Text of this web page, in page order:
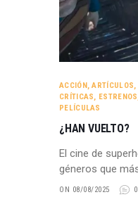
ACCIÓN,ARTÍCULOS,
CRÍTICAS, ESTRENOS
PELÍCULAS
¿HAN VUELTO?
El cine de
géneros que
ON 08/08/2025 0